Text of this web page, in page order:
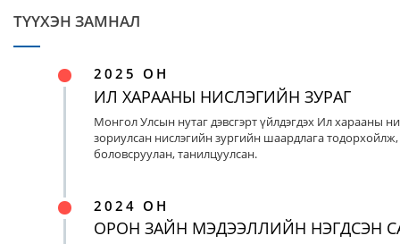
ТҮҮХЭН ЗАМНАЛ
2025 ОН
ИЛ ХАРААНЫ НИСЛЭГИЙН ЗУРАГ
Монгол Улсын нутаг дэвсгэрт үйлдэгдэх Ил харааны
зориулсан нислэгийн зургийн шаардлага тодорхойлж,
боловсруулан, танилцуулсан.
2024 ОН
ОРОН ЗАЙН МЭДЭЭЛЛИЙН НЭГДСЭН